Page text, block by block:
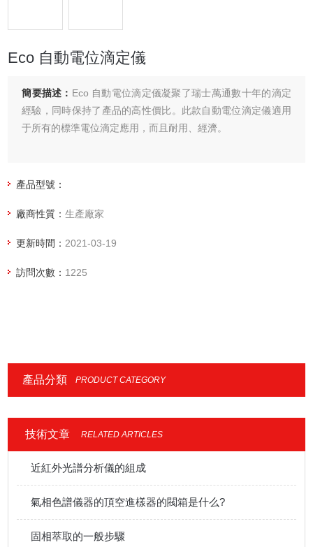
Eco 自動電位滴定儀
簡要描述： Eco 自動電位滴定儀凝聚了瑞士萬通數十年的滴定
經驗，同時保持了產品的高性價比。此款自動電位滴定儀適用
于所有的標準電位滴定應用，而且耐用、經濟。
產品型號：
廠商性質：生產廠家
更新時間： 2021-03-19
訪問次數： 1225
產品分類 PRODUCT CATEGORY
技術文章 RELATED ARTICLES
近紅外光譜分析儀的組成
氣相色譜儀器的頂空進樣器的閥箱是什么?
固相萃取的一般步驟